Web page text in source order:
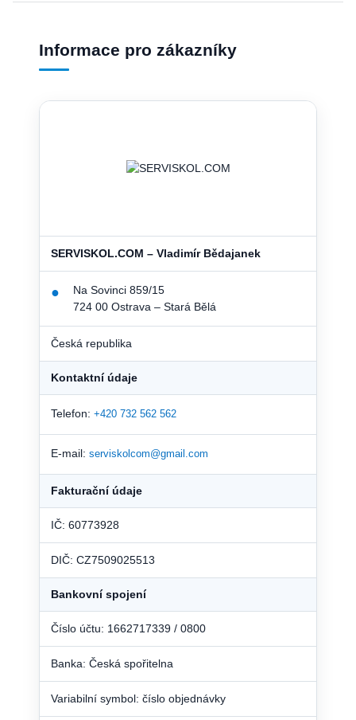
Informace pro zákazníky
SERVISKOL.COM – Vladimír Bědajanek
●
Na Sovinci 859/15
724 00 Ostrava – Stará Bělá
Česká republika
Kontaktní údaje
Telefon: +420 732 562 562
E-mail: serviskolcom@gmail.com
Fakturační údaje
IČ: 60773928
DIČ: CZ7509025513
Bankovní spojení
Číslo účtu: 1662717339 / 0800
Banka: Česká spořitelna
Variabilní symbol: číslo objednávky